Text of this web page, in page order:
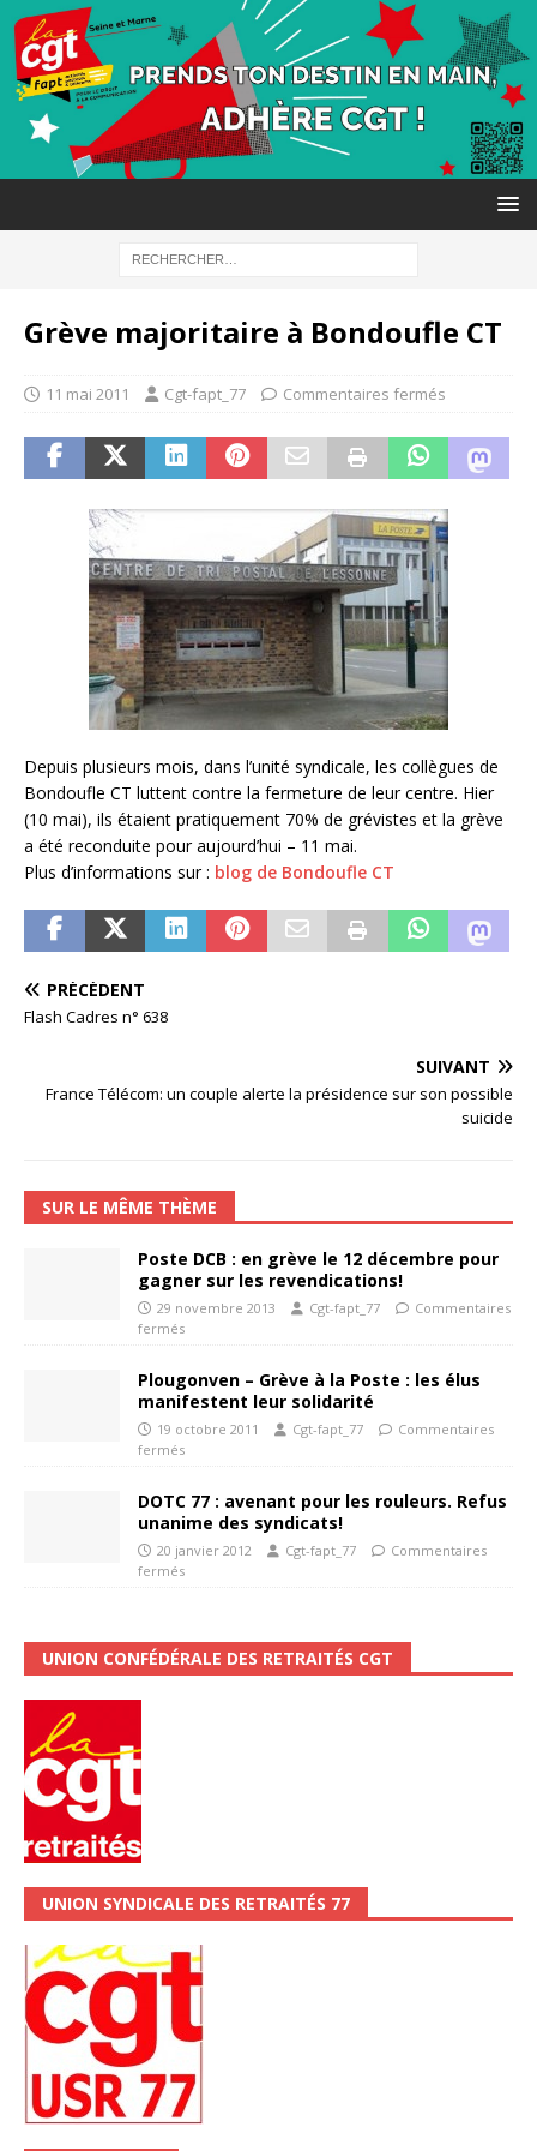
Grève majoritaire à Bondoufle CT
11 mai 2011 Cgt-fapt_77 Commentaires fermés
Depuis plusieurs mois, dans l’unité syndicale, les collègues de
Bondoufle CT luttent contre la fermeture de leur centre. Hier
(10 mai), ils étaient pratiquement 70% de grévistes et la grève
a été reconduite pour aujourd’hui – 11 mai.
Plus d’informations sur : blog de Bondoufle CT
PRÉCÉDENT
Flash Cadres n° 638
SUIVANT
France Télécom: un couple alerte la présidence sur son possible
suicide
SUR LE MÊME THÈME
Poste DCB : en grève le 12 décembre pour
gagner sur les revendications!
29 novembre 2013 Cgt-fapt_77
Commentaires
fermés
Plougonven – Grève à la Poste : les élus
manifestent leur solidarité
19 octobre 2011 Cgt-fapt_77
Commentaires
fermés
DOTC 77 : avenant pour les rouleurs. Refus
unanime des syndicats!
20 janvier 2012 Cgt-fapt_77
Commentaires
fermés
UNION CONFÉDÉRALE DES RETRAITÉS CGT
UNION SYNDICALE DES RETRAITÉS 77